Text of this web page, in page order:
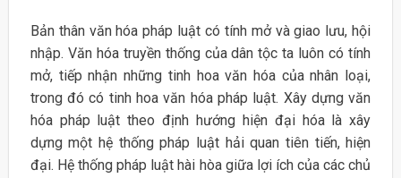
Bản thân văn hóa pháp luật có tính mở và giao lưu, hội
nhập. Văn hóa truyền thống của dân tộc ta luôn có tính
mở, tiếp nhận những tinh hoa văn hóa của nhân loại,
trong đó có tinh hoa văn hóa pháp luật. Xây dựng văn
hóa pháp luật theo định hướng hiện đại hóa là xây
dựng một hệ thống pháp luật hải quan tiên tiến, hiện
đại. Hệ thống pháp luật hài hòa giữa lợi ích của các chủ